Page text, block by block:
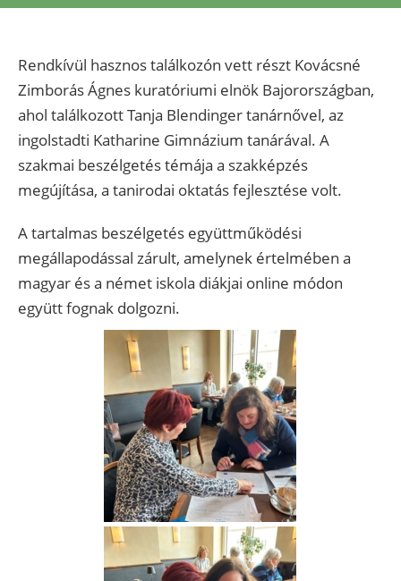
Rendkívül hasznos találkozón vett részt Kovácsné
Zimborás Ágnes kuratóriumi elnök Bajorországban,
ahol találkozott Tanja Blendinger tanárnővel, az
ingolstadti Katharine Gimnázium tanárával. A
szakmai beszélgetés témája a szakképzés
megújítása, a tanirodai oktatás fejlesztése volt.
A tartalmas beszélgetés együttműködési
megállapodással zárult, amelynek értelmében a
magyar és a német iskola diákjai online módon
együtt fognak dolgozni.